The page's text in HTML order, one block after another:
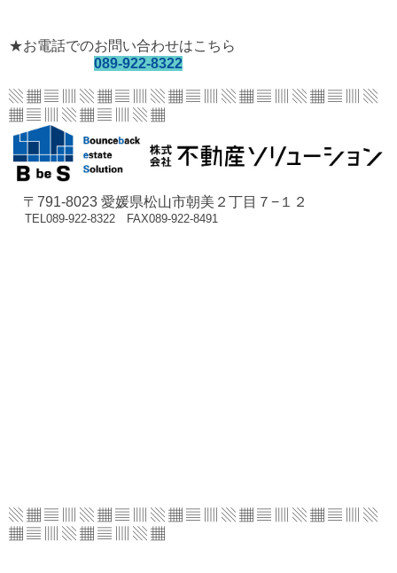
★お電話でのお問い合わせはこちら
089-922-8322
▧ ▦ ▤ ▥ ▧ ▦ ▤ ▥ ▧ ▦ ▤ ▥ ▧ ▦ ▤ ▥ ▧ ▦ ▤ ▥ ▧
▦ ▤ ▥ ▧ ▦ ▤ ▥ ▧ ▦
〒791-8023 愛媛県松山市朝美２丁目７−１２
TEL089-922-8322 FAX089-922-8491
▧ ▦ ▤ ▥ ▧ ▦ ▤ ▥ ▧ ▦ ▤ ▥ ▧ ▦ ▤ ▥ ▧ ▦ ▤ ▥ ▧
▦ ▤ ▥ ▧ ▦ ▤ ▥ ▧ ▦